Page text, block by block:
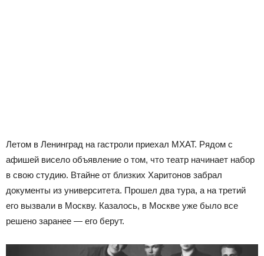
Летом в Ленинград на гастроли приехал МХАТ. Рядом с
афишей висело объявление о том, что театр начинает набор
в свою студию. Втайне от близких Харитонов забрал
документы из университета. Прошел два тура, а на третий
его вызвали в Москву. Казалось, в Москве уже было все
решено заранее — его берут.